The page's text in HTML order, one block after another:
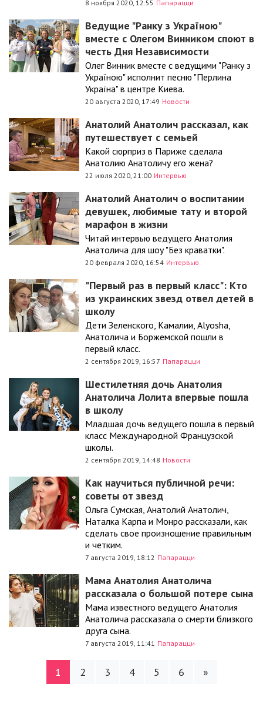
8 ноября 2020, 12:55 Папарацци
Ведущие "Ранку з Україною"
вместе с Олегом Винником споют в
честь Дня Независимости
Олег Винник вместе с ведущими "Ранку з
Україною" исполнит песню "Перлина
Україна" в центре Киева.
20 августа 2020, 17:49 Новости
Анатолий Анатолич рассказал, как
путешествует с семьей
Какой сюрприз в Париже сделала
Анатолию Анатоличу его жена?
22 июля 2020, 21:00 Интервью
Анатолий Анатолич о воспитании
девушек, любимые тату и второй
марафон в жизни
Читай интервью ведущего Анатолия
Анатолича для шоу "Без краватки".
20 февраля 2020, 16:54 Интервью
"Первый раз в первый класс": Кто
из украинских звезд отвел детей в
школу
Дети Зеленского, Камалии, Alyosha,
Анатолича и Боржемской пошли в
первый класс.
2 сентября 2019, 16:57 Папарацци
Шестилетняя дочь Анатолия
Анатолича Лолита впервые пошла
в школу
Младшая дочь ведущего пошла в первый
класс Международной Французской
школы.
2 сентября 2019, 14:48 Новости
Как научиться публичной речи:
советы от звезд
Ольга Сумская, Анатолий Анатолич,
Наталка Карпа и Монро рассказали, как
сделать свое произношение правильным
и четким.
7 августа 2019, 18:12 Папарацци
Мама Анатолия Анатолича
рассказала о большой потере сына
Мама известного ведущего Анатолия
Анатолича рассказала о смерти близкого
друга сына.
7 августа 2019, 11:41 Папарацци
1 2 3 4 5 6 »